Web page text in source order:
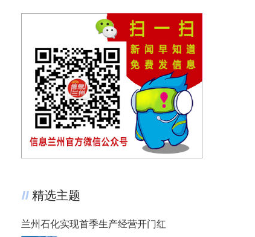
精选主题
兰州石化实现首季生产经营开门红